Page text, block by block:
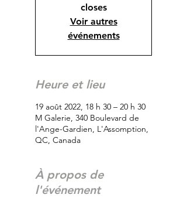
closes
Voir autres
événements
Heure et lieu
19 août 2022, 18 h 30 – 20 h 30
M Galerie, 340 Boulevard de
l'Ange-Gardien, L'Assomption,
QC, Canada
À propos de
l'événement